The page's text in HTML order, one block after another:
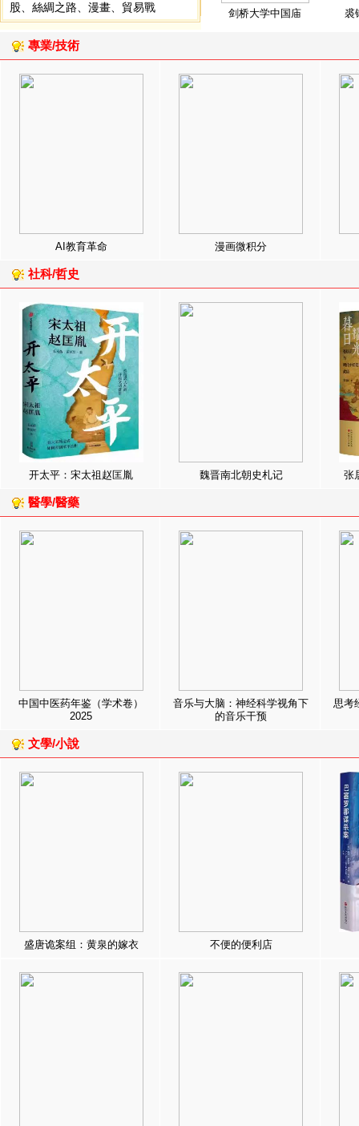
股
絲綢之路 漫畫 貿易戰 剑桥大学中国庙 裘
專業/技術
AI教育革命 漫画微积分
社科/哲史
开太平：宋太祖赵匡胤 魏晋南北朝史札记 张
醫學/醫藥
中国中医药年鉴（学术卷）
2025
音乐与大脑：神经科学视角下
的音乐干预
思考
文學/小說
盛唐诡案组：黄泉的嫁衣 不便的便利店